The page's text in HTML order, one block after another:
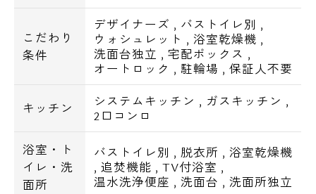
こだわり
条件
デザイナーズ , バストイレ別 ,
ウォシュレット , 浴室乾燥機 ,
洗面台独立 ,宅配ボックス ,
オートロック , 駐輪場 , 保証人不要
キッチン システムキッチン , ガスキッチン ,
2口コンロ
浴室・ト
イレ・洗
面所
バストイレ別 , 脱衣所 , 浴室乾燥機
,追焚機能 , TV付浴室 ,
温水洗浄便座 , 洗面台 , 洗面所独立